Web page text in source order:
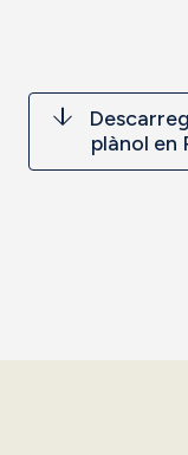
plànol en